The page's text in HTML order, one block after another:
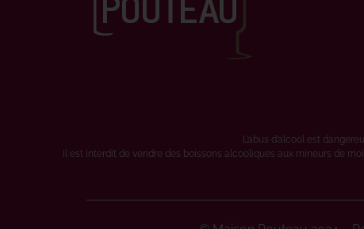
L’abus d’alcool est
Il est interdit de vendre des boissons alcooliques aux mineurs de